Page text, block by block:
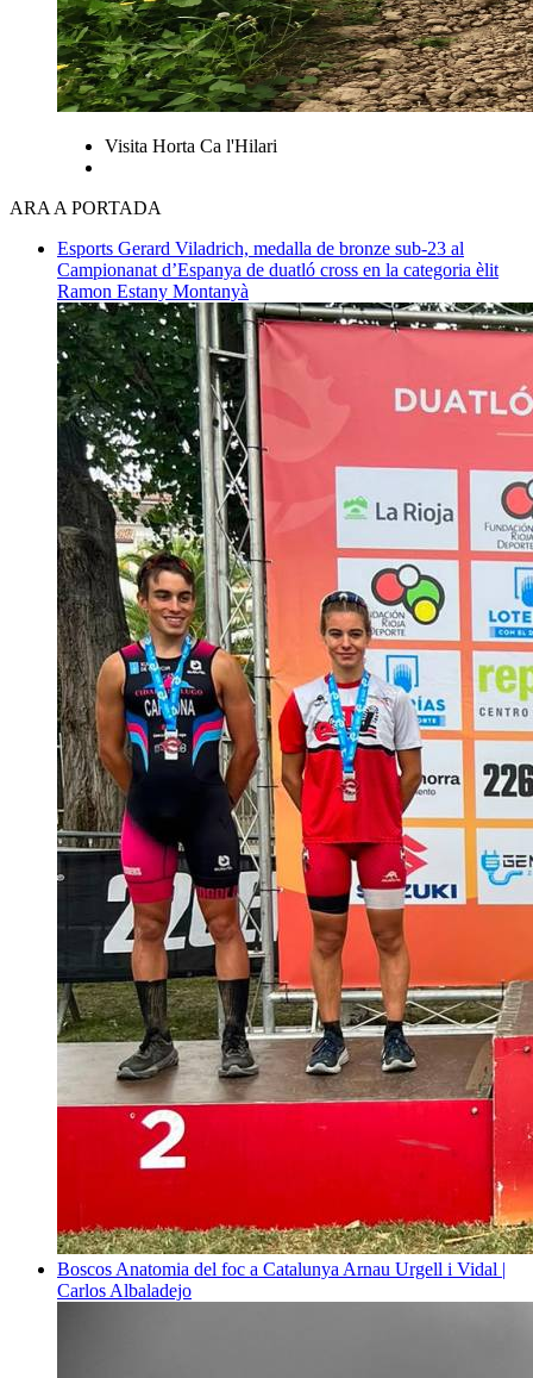
Visita Horta Ca l'Hilari
ARA A PORTADA
Esports Gerard Viladrich, medalla de bronze sub-23 al
Campionanat d’Espanya de duatló cross en la categoria èlit
Ramon Estany Montanyà
Boscos Anatomia del foc a Catalunya Arnau Urgell i Vidal |
Carlos Albaladejo